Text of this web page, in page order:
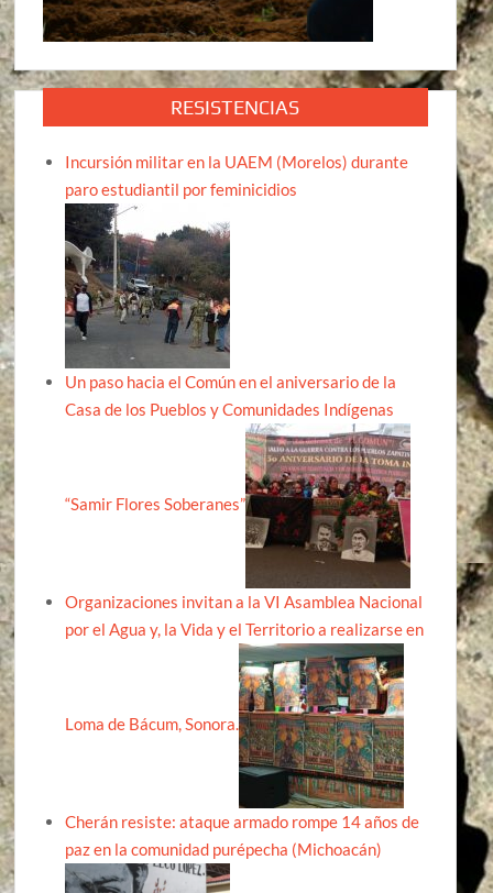
RESISTENCIAS
Incursión militar en la UAEM (Morelos) durante
paro estudiantil por feminicidios
Un paso hacia el Común en el aniversario de la
Casa de los Pueblos y Comunidades Indígenas
“Samir Flores Soberanes”
Organizaciones invitan a la VI Asamblea Nacional
por el Agua y, la Vida y el Territorio a realizarse en
Loma de Bácum, Sonora.
Cherán resiste: ataque armado rompe 14 años de
paz en la comunidad purépecha (Michoacán)